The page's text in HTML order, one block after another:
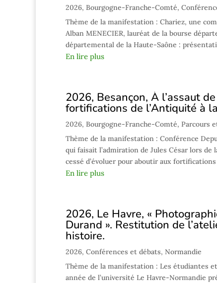
2026, Bourgogne-Franche-Comté,
Thème de la manifestation : Chariez, une
Alban MENECIER, lauréat de la bourse
départemental de la Haute-Saône :
En lire plus
2026, Besançon, À l’assaut
fortifications de l’Antiquité à
2026, Bourgogne-Franche-Comté, Parcours
Thème de la manifestation : Conférence
qui faisait l’admiration de Jules César lors de
cessé d’évoluer pour aboutir aux fortifications
En lire plus
2026, Le Havre, «
Durand ». Restitution de
histoire.
2026, Conférences et débats, Normandie
Thème de la manifestation : Les étudiantes
année de l’université Le Havre-Normandie